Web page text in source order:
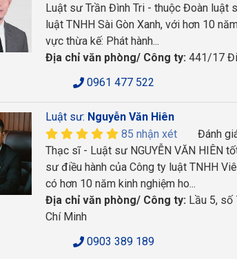
Luật sư Trần Đình Tri - thuộc Đoàn luật
luật TNHH Sài Gòn Xanh, với hơn 10
vực thừa kế: Phát hành...
Địa chỉ văn phòng/ Công ty: 441/17
0961 477 522
Luật sư: Nguyễn Văn Hiên
85 nhận xét
Đánh
Thạc sĩ - Luật sư NGUYỄN VĂN HIÊN
sư điều hành của Công ty luật TNHH
có hơn 10 năm kinh nghiệm ho...
Địa chỉ văn phòng/ Công ty: Lầu 5, số
Chí Minh
0903 389 189